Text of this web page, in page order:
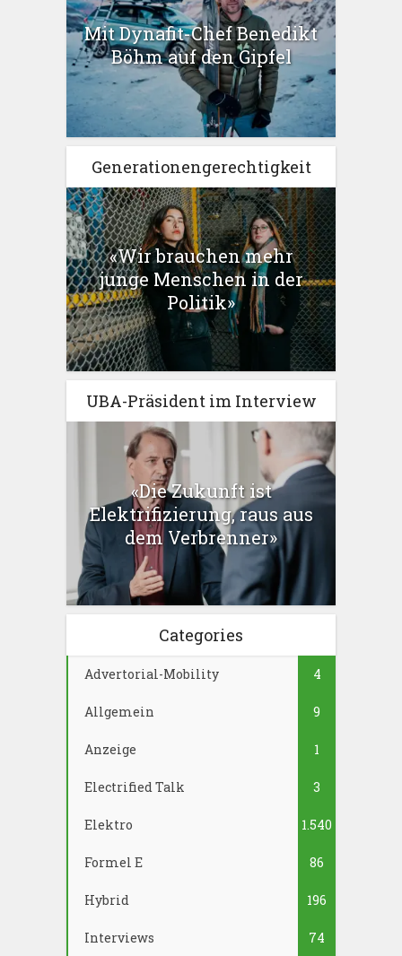
Mit Dynafit-Chef Benedikt
Böhm auf den Gipfel
Generationengerechtigkeit
«Wir brauchen mehr
junge Menschen in der
Politik»
UBA-Präsident im Interview
«Die Zukunft ist
Elektrifizierung, raus aus
dem Verbrenner»
Categories
Advertorial-Mobility 4
Allgemein 9
Anzeige 1
Electrified Talk 3
Elektro 1.540
Formel E 86
Hybrid 196
Interviews 74